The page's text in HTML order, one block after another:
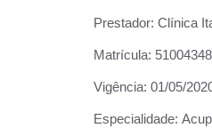
Prestador: Clínica
Matrícula:
Vigência: 01/05/
Especialidade: